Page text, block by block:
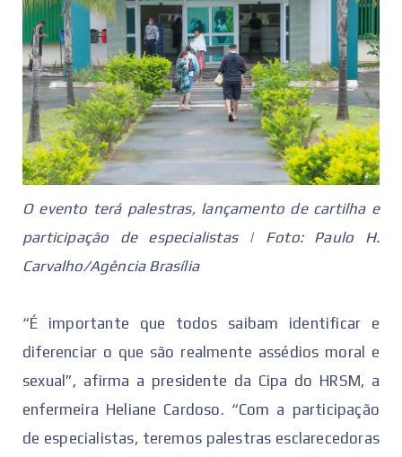
O evento terá palestras, lançamento de cartilha e
participação de especialistas | Foto: Paulo H.
Carvalho/Agência Brasília
“É importante que todos saibam identificar e
diferenciar o que são realmente assédios moral e
sexual”, afirma a presidente da Cipa do HRSM, a
enfermeira Heliane Cardoso. “Com a participação
de especialistas, teremos palestras esclarecedoras